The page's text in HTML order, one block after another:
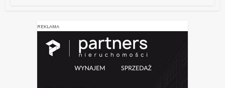
REKLAMA